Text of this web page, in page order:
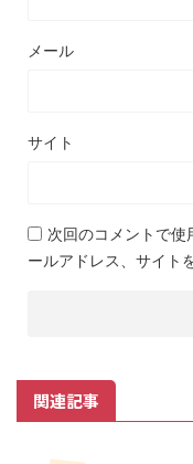
メール
サイト
次回のコメントで使
ールアドレス、サイト
関連記事